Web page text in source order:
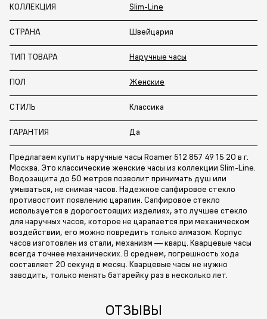
КОЛЛЕКЦИЯ Slim-Line
СТРАНА Швейцария
ТИП ТОВАРА Наручные часы
ПОЛ Женские
СТИЛЬ Классика
ГАРАНТИЯ Да
Предлагаем купить наручные часы Roamer 512 857 49 15 20 в г.
Москва. Это классические женские часы из коллекции Slim-Line.
Водозащита до 50 метров позволит принимать душ или
умываться, не снимая часов. Надежное сапфировое стекло
противостоит появлению царапин. Сапфировое стекло
используется в дорогостоящих изделиях, это лучшее стекло
для наручных часов, которое не царапается при механическом
воздействии, его можно повредить только алмазом. Корпус
часов изготовлен из стали, механизм — кварц. Кварцевые часы
всегда точнее механических. В среднем, погрешность хода
составляет 20 секунд в месяц. Кварцевые часы не нужно
заводить, только менять батарейку раз в несколько лет.
ОТЗЫВЫ